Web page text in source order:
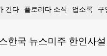
간다 플로리다 소식 업소록 구
한국 뉴스미주 한인사